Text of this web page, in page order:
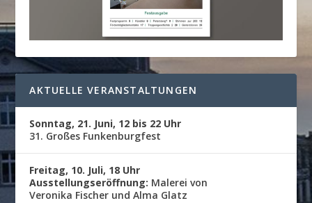
AKTUELLE VERANSTALTUNGEN
Sonntag, 21. Juni, 12 bis 22 Uhr
31. Großes Funkenburgfest
Freitag, 10. Juli, 18 Uhr
Ausstellungseröffnung: Malerei von
Veronika Fischer und Alma Glatz